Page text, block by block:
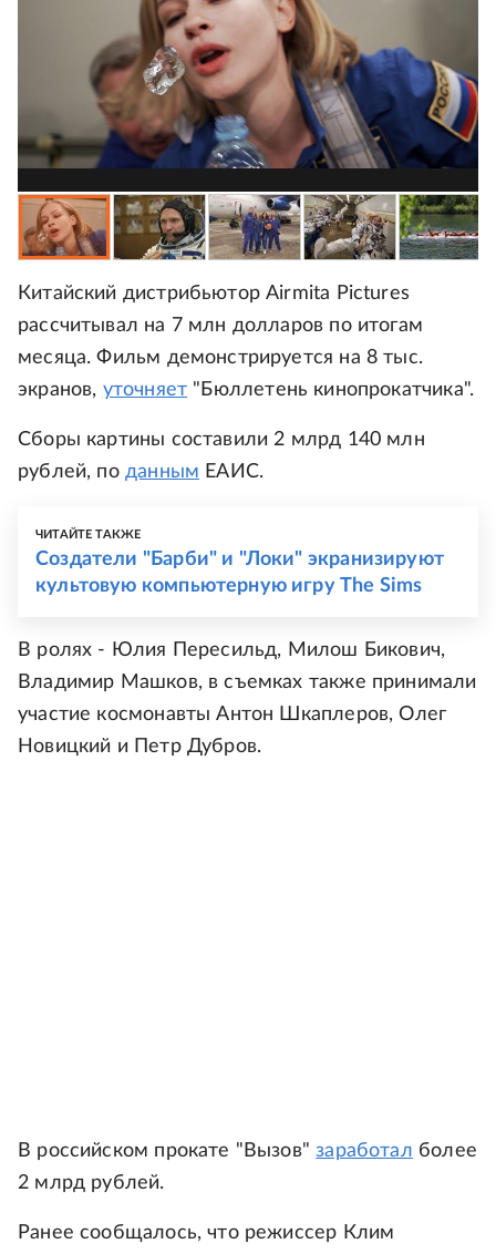
Китайский дистрибьютор Airmita Pictures
рассчитывал на 7 млн долларов по итогам
месяца. Фильм демонстрируется на 8 тыс.
экранов, уточняет "Бюллетень кинопрокатчика".
Сборы картины составили 2 млрд 140 млн
рублей, по данным ЕАИС.
ЧИТАЙТЕ ТАКЖЕ
Создатели "Барби" и "Локи" экранизируют
культовую компьютерную игру The Sims
В ролях - Юлия Пересильд, Милош Бикович,
Владимир Машков, в съемках также принимали
участие космонавты Антон Шкаплеров, Олег
Новицкий и Петр Дубров.
В российском прокате "Вызов"заработал более
2 млрд рублей.
Ранее сообщалось, что режиссер Клим